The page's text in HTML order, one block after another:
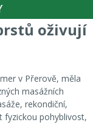
oživují
v Přerově, měla
masážních
rekondiční,
fyzickou pohyblivost,